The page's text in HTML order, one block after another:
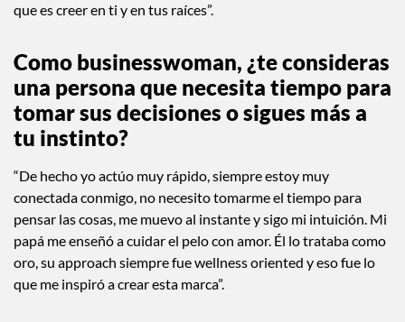
que es creer en ti y en tus raíces”.
Como businesswoman, ¿te consideras
una persona que necesita tiempo para
tomar sus decisiones o sigues más a
tu instinto?
“De hecho yo actúo muy rápido, siempre estoy muy
conectada conmigo, no necesito tomarme el tiempo para
pensar las cosas, me muevo al instante y sigo mi intuición. Mi
papá me enseñó a cuidar el pelo con amor. Él lo trataba como
oro, su approach siempre fue wellness oriented y eso fue lo
que me inspiró a crear esta marca”.